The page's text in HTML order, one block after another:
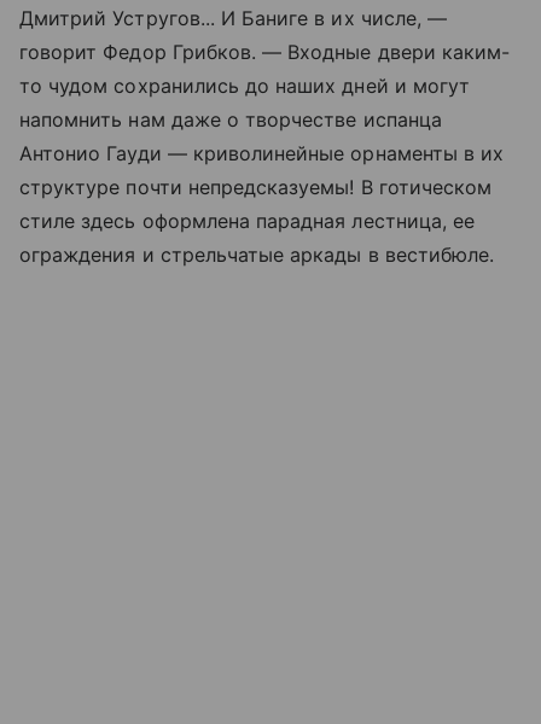
Дмитрий Устругов... И Баниге в их числе, —
говорит Федор Грибков. — Входные двери каким-
то чудом сохранились до наших дней и могут
напомнить нам даже о творчестве испанца
Антонио Гауди — криволинейные орнаменты в их
структуре почти непредсказуемы! В готическом
стиле здесь оформлена парадная лестница, ее
ограждения и стрельчатые аркады в вестибюле.